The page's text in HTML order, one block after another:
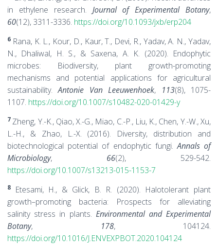
in ethylene research. Journal of Experimental Botany,
60(12), 3311-3336. https://doi.org/10.1093/jxb/erp204
6 Rana, K. L., Kour, D., Kaur, T., Devi, R., Yadav, A. N., Yadav,
N., Dhaliwal, H. S., & Saxena, A. K. (2020). Endophytic
microbes: Biodiversity, plant growth-promoting
mechanisms and potential applications for agricultural
sustainability.Antonie Van Leeuwenhoek, 113(8), 1075-
1107. https://doi.org/10.1007/s10482-020-01429-y
7 Zheng, Y.-K., Qiao, X.-G., Miao, C.-P., Liu, K., Chen, Y.-W., Xu,
L.-H., & Zhao, L.-X. (2016). Diversity, distribution and
biotechnological potential of endophytic fungi.Annals of
Microbiology, 66(2), 529-542.
https://doi.org/10.1007/s13213-015-1153-7
8
Etesami, H., & Glick, B. R. (2020). Halotolerant plant
growth–promoting bacteria: Prospects for alleviating
salinity stress in plants. Environmental and Experimental
Botany, 178, 104124.
https://doi.org/10.1016/J.ENVEXPBOT.2020.104124